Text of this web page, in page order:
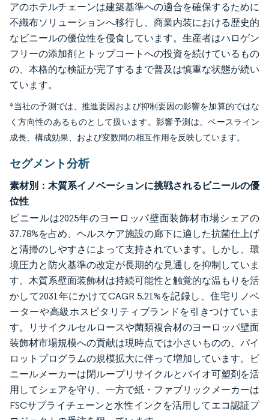
アのホテルチェーンは建築基準への適合を確保するために
不織布ソリューションへ移行し、商業内装における歴史的
なビニールの優位性を侵食しています。生産者はハロゲン
フリーの添加剤とトップコートへの投資を続けているもの
の、本格的な検証が完了するまで普及は慎重な状態が続い
ています。
*当社の予測では、推進要因および抑制要因の影響を加算的ではな
く方向性のあるものとして扱います。影響予測は、ベースライン
成長、構成効果、および変数間の相互作用を反映しています。
セグメント分析
素材別：木質系イノベーションに挑戦されるビニールの優
位性
ビニールは2025年のヨーロッパ壁面装飾材市場シェアの
37.78%を占め、ヘルスケア施設の廊下に適した抗菌仕上げ
と清掃のしやすさによって支持されています。しかし、環
境圧力と防火基準の改定が長期的な見通しを抑制していま
す。木質系壁面装飾材は持続可能性と触覚的な温もりを活
かして2031年にかけてCAGR 5.21%を記録し、住宅リノベ
ーターや高級ホスピタリティブランドを引きつけていま
す。リサイクルセルロースや菌類複合材のヨーロッパ壁面
装飾材市場規模への貢献は現時点では小さいものの、パイ
ロットプログラムの規模拡大に伴って増加しています。ビ
ニールメーカーは閉ループリサイクルとバイオ可塑剤を活
用してシェアを守り、一方で紙・ファブリックメーカーは
FSCサプライチェーンと水性インクを活用してエコ認証プ